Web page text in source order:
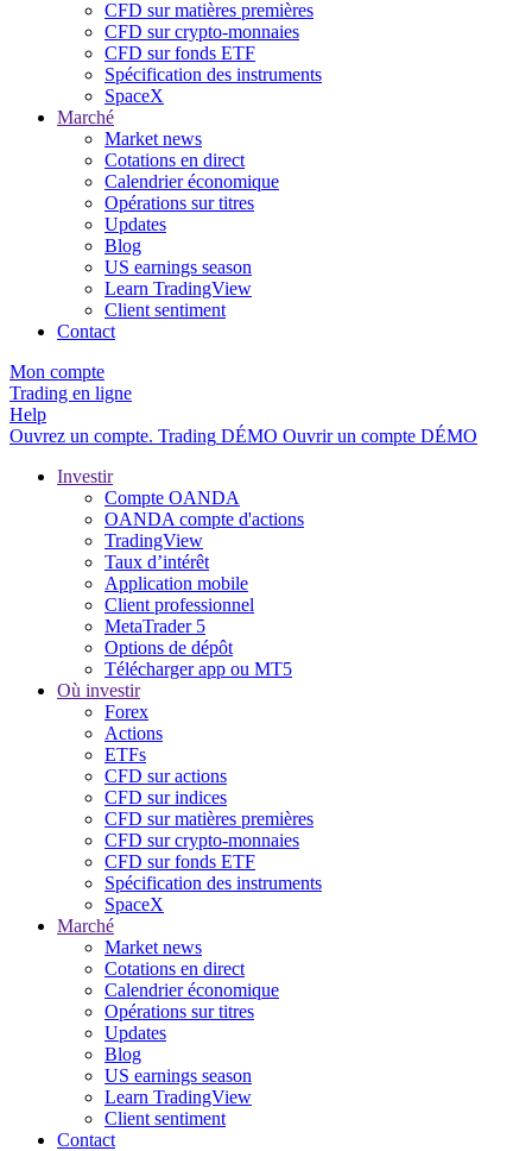
CFD sur matières premières
CFD sur crypto-monnaies
CFD sur fonds ETF
Spécification des instruments
SpaceX
Marché
Market news
Cotations en direct
Calendrier économique
Opérations sur titres
Updates
Blog
US earnings season
Learn TradingView
Client sentiment
Contact
Mon compte
Trading en ligne
Help
Ouvrez un compte. Trading DÉMO Ouvrir un compte DÉMO
Investir
Compte OANDA
OANDA compte d'actions
TradingView
Taux d’intérêt
Application mobile
Client professionnel
MetaTrader 5
Options de dépôt
Télécharger app ou MT5
Où investir
Forex
Actions
ETFs
CFD sur actions
CFD sur indices
CFD sur matières premières
CFD sur crypto-monnaies
CFD sur fonds ETF
Spécification des instruments
SpaceX
Marché
Market news
Cotations en direct
Calendrier économique
Opérations sur titres
Updates
Blog
US earnings season
Learn TradingView
Client sentiment
Contact